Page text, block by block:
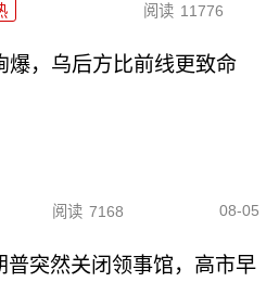
阅读 11776
爆，乌后方比前线更致命
阅读 7168 08-05
普突然关闭领事馆，高市早